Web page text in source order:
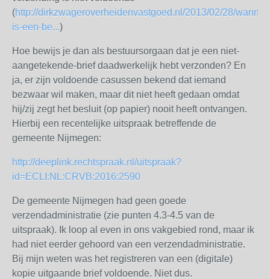
(http://dirkzwageroverheidenvastgoed.nl/2013/02/28/
is-een-be...)
Hoe bewijs je dan als bestuursorgaan dat je een niet-
aangetekende-brief daadwerkelijk hebt verzonden? En
ja, er zijn voldoende casussen bekend dat iemand
bezwaar wil maken, maar dit niet heeft gedaan omdat
hij/zij zegt het besluit (op papier) nooit heeft ontvangen.
Hierbij een recentelijke uitspraak betreffende de
gemeente Nijmegen:
http://deeplink.rechtspraak.nl/uitspraak?
id=ECLI:NL:CRVB:2016:2590
De gemeente Nijmegen had geen goede
verzendadministratie (zie punten 4.3-4.5 van de
uitspraak). Ik loop al even in ons vakgebied rond, maar ik
had niet eerder gehoord van een verzendadministratie.
Bij mijn weten was het registreren van een (digitale)
kopie uitgaande brief voldoende. Niet dus.